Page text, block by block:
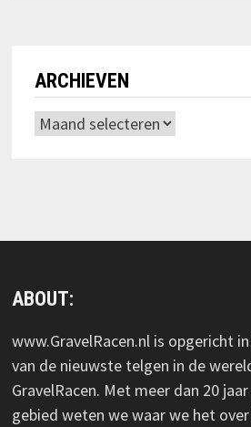
ARCHIEVEN
Archieven
ABOUT:
www.GravelRacen.nl is opgericht
van de nieuwste telgen in de
GravelRacen. Met meer dan 20
gebied weten we waar we het